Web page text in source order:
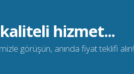
kaliteli hizmet...
görüşün, anında fiyat teklifi alın!